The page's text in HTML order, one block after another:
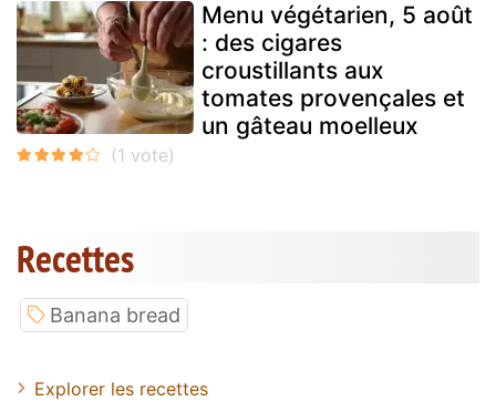
Menu végétarien, 5 août
: des cigares
croustillants aux
tomates provençales et
un gâteau moelleux
Recettes
Banana bread
Explorer les recettes